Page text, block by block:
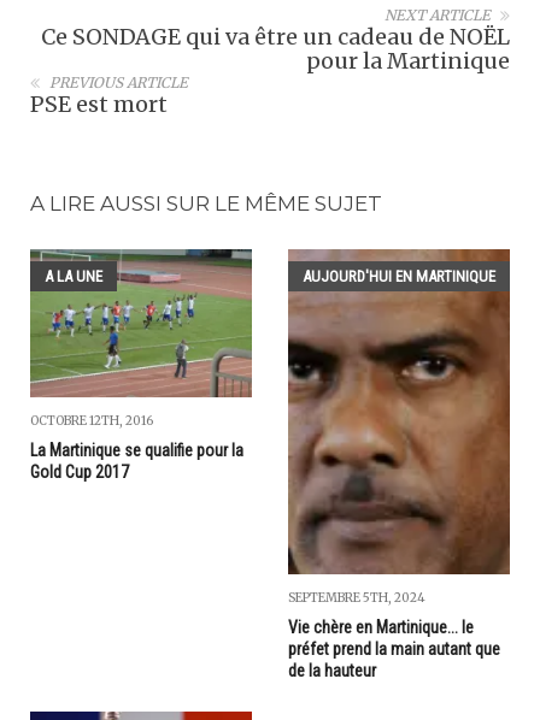
NEXT ARTICLE
Ce SONDAGE qui va être un cadeau de NOËL
pour la Martinique
PREVIOUS ARTICLE
PSE est mort
A LIRE AUSSI SUR LE MÊME SUJET
A LA UNE
OCTOBRE 12TH, 2016
La Martinique se qualifie pour la
Gold Cup 2017
AUJOURD'HUI EN MARTINIQUE
SEPTEMBRE 5TH, 2024
Vie chère en Martinique... le
préfet prend la main autant que
de la hauteur